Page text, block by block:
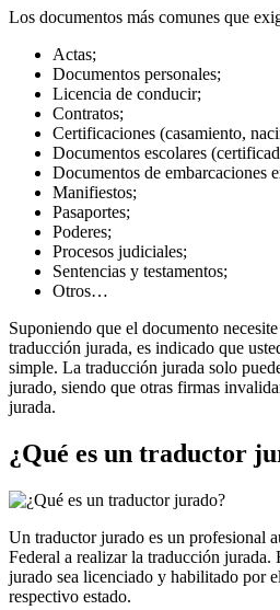
Los documentos más comunes que
Actas;
Documentos personales;
Licencia de conducir;
Contratos;
Certificaciones (casamiento,
Documentos escolares
Documentos de embarcaciones
Manifiestos;
Pasaportes;
Poderes;
Procesos judiciales;
Sentencias y testamentos;
Otros…
Suponiendo que el documento
traducción jurada, es indicado que
simple. La traducción jurada solo
jurado, siendo que otras firmas
jurada.
¿Qué es un traductor
Un traductor jurado es un profesional
Federal a realizar la traducción jurada.
jurado sea licenciado y habilitado por
respectivo estado.